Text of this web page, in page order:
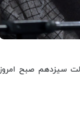
سیزدهم صبح امروز